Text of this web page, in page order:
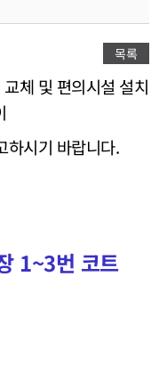
목록
체 및 편의시설 설치
하시기 바랍니다.
1~3번 코트